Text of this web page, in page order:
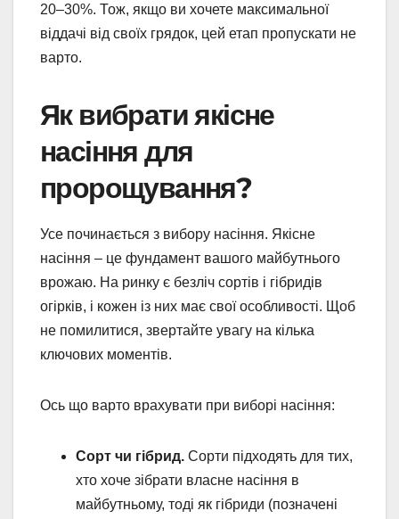
20–30%. Тож, якщо ви хочете максимальної
віддачі від своїх грядок, цей етап пропускати не
варто.
Як вибрати якісне
насіння для
пророщування?
Усе починається з вибору насіння. Якісне
насіння – це фундамент вашого майбутнього
врожаю. На ринку є безліч сортів і гібридів
огірків, і кожен із них має свої особливості. Щоб
не помилитися, звертайте увагу на кілька
ключових моментів.
Ось що варто врахувати при виборі насіння:
Сорт чи гібрид. Сорти підходять для тих,
хто хоче зібрати власне насіння в
майбутньому, тоді як гібриди (позначені